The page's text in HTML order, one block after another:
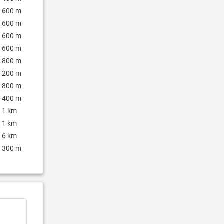
600 m
600 m
600 m
600 m
800 m
200 m
800 m
400 m
1 km
1 km
6 km
300 m